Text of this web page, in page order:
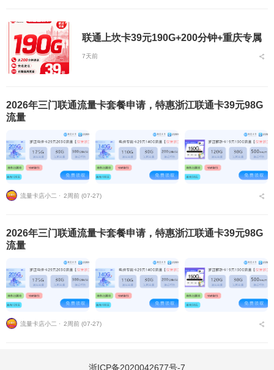
联通上坎卡39元190G+200分钟+重庆专属
7天前
2026年三门联通流量卡套餐申请，特惠浙江联通卡39元98G
流量
流量卡店小二 ⋅ 2周前 (07-27)
2026年三门联通流量卡套餐申请，特惠浙江联通卡39元98G
流量
流量卡店小二 ⋅ 2周前 (07-27)
浙ICP备2020042677号-7